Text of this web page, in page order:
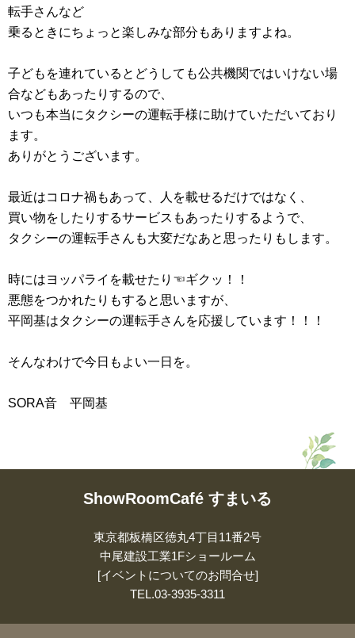
転手さんなど
乗るときにちょっと楽しみな部分もありますよね。
子どもを連れているとどうしても公共機関ではいけない場
合などもあったりするので、
いつも本当にタクシーの運転手様に助けていただいており
ます。
ありがとうございます。
最近はコロナ禍もあって、人を載せるだけではなく、
買い物をしたりするサービスもあったりするようで、
タクシーの運転手さんも大変だなあと思ったりもします。
時にはヨッパライを載せたり☜ギクッ！！
悪態をつかれたりもすると思いますが、
平岡基はタクシーの運転手さんを応援しています！！！
そんなわけで今日もよい一日を。
SORA音 平岡基
ShowRoomCafé すまいる
東京都板橋区徳丸4丁目11番2号
中尾建設工業1Fショールーム
[イベントについてのお問合せ]
TEL.03-3935-3311